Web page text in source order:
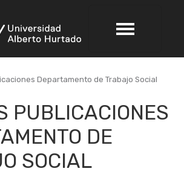
Departamento de Trabajo Social
PUBLICACIONES
DE
SOCIAL